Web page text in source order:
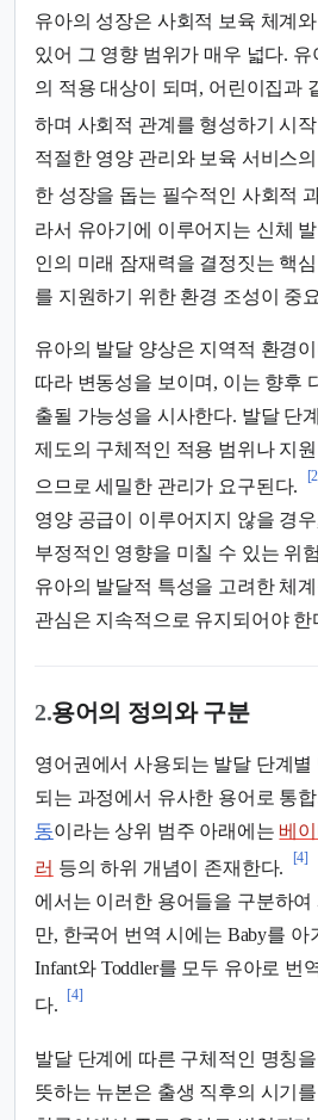
유아의 성장은 사회적 보육 체계
있어 그 영향 범위가 매우 넓다.
의 적용 대상이 되며, 어린이집과
하며 사회적 관계를 형성하기 시
적절한 영양 관리와 보육 서비스
한 성장을 돕는 필수적인 사회적
라서 유아기에 이루어지는 신체
인의 미래 잠재력을 결정짓는 핵
를 지원하기 위한 환경 조성이 중
유아의 발달 양상은 지역적 환경
따라 변동성을 보이며, 이는 향후
출될 가능성을 시사한다. 발달 단
제도의 구체적인 적용 범위나 지
으므로 세밀한 관리가 요구된다.
영양 공급이 이루어지지 않을 경
부정적인 영향을 미칠 수 있는 위
유아의 발달적 특성을 고려한 체
관심은 지속적으로 유지되어야 한
2.용어의 정의와 구분
영어권에서 사용되는 발달 단계
되는 과정에서 유사한 용어로 통
동이라는 상위 범주 아래에는 베이
러 등의 하위 개념이 존재한다.
[4]
에서는 이러한 용어들을 구분하여
만, 한국어 번역 시에는 Baby를 아
Infant와 Toddler를 모두 유아로 번
다.
[4]
발달 단계에 따른 구체적인 명칭
뜻하는 뉴본은 출생 직후의 시기